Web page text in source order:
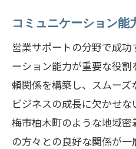
コミュニケーション能
営業サポートの分野で成
ーション能力が重要な役
頼関係を構築し、スムーズ
ビジネスの成長に欠かせ
梅市柚木町のような地域
の方々との良好な関係が